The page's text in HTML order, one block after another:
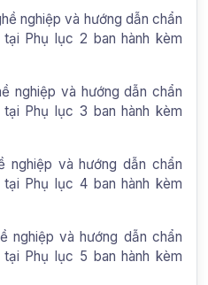
nghiệp và hướng dẫn chẩn
Phụ lục 2 ban hành kèm
nghiệp và hướng dẫn chẩn
Phụ lục 3 ban hành kèm
nghiệp và hướng dẫn chẩn
Phụ lục 4 ban hành kèm
nghiệp và hướng dẫn chẩn
Phụ lục 5 ban hành kèm